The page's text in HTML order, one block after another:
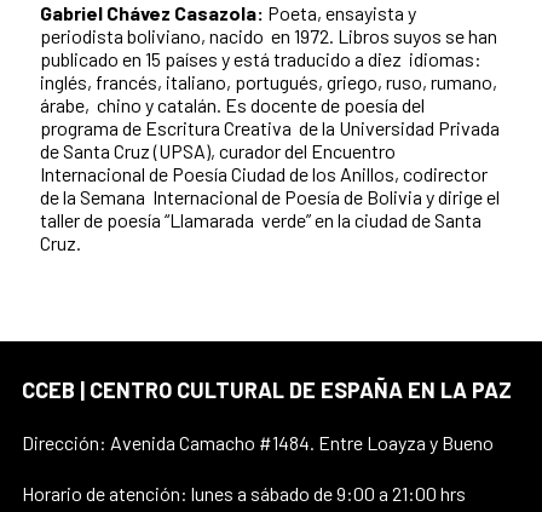
Gabriel Chávez Casazola: Poeta, ensayista y
periodista boliviano, nacido en 1972. Libros suyos se han
publicado en 15 países y está traducido a diez idiomas:
inglés, francés, italiano, portugués, griego, ruso, rumano,
árabe, chino y catalán. Es docente de poesía del
programa de Escritura Creativa de la Universidad Privada
de Santa Cruz (UPSA), curador del Encuentro
Internacional de Poesía Ciudad de los Anillos, codirector
de la Semana Internacional de Poesía de Bolivia y dirige el
taller de poesía “Llamarada verde” en la ciudad de Santa
Cruz.
CCEB | CENTRO CULTURAL DE ESPAÑA EN LA PAZ
Dirección: Avenida Camacho #1484. Entre Loayza y Bueno
Horario de atención: lunes a sábado de 9:00 a 21:00 hrs